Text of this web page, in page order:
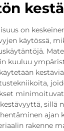
on
käytössä,
kuuluu
sillä
ajan
rakenne